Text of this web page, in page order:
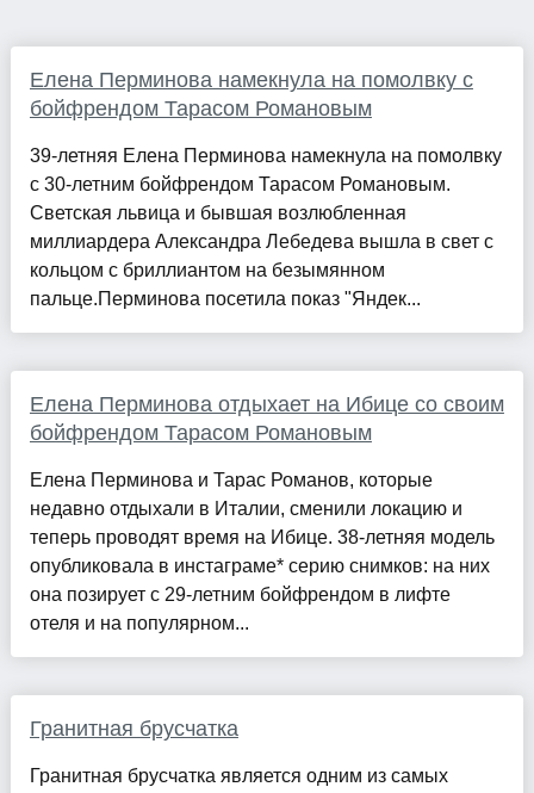
Елена Перминова намекнула на помолвку с
бойфрендом Тарасом Романовым
39-летняя Елена Перминова намекнула на помолвку
с 30-летним бойфрендом Тарасом Романовым.
Светская львица и бывшая возлюбленная
миллиардера Александра Лебедева вышла в свет с
кольцом с бриллиантом на безымянном
пальце.Перминова посетила показ "Яндек...
Елена Перминова отдыхает на Ибице со своим
бойфрендом Тарасом Романовым
Елена Перминова и Тарас Романов, которые
недавно отдыхали в Италии, сменили локацию и
теперь проводят время на Ибице. 38-летняя модель
опубликовала в инстаграме* серию снимков: на них
она позирует с 29-летним бойфрендом в лифте
отеля и на популярном...
Гранитная брусчатка
Гранитная брусчатка является одним из самых